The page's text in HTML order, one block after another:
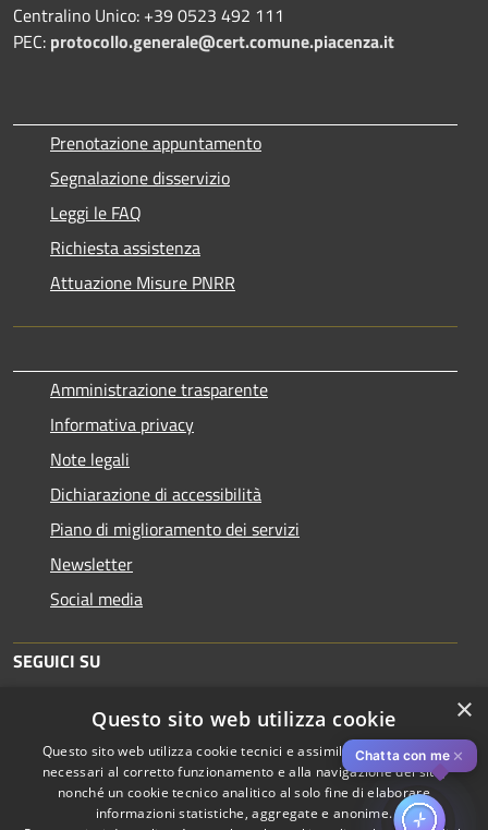
Centralino Unico: +39 0523 492 111
PEC: protocollo.generale@cert.comune.piacenza.it
Prenotazione appuntamento
Segnalazione disservizio
Leggi le FAQ
Richiesta assistenza
Attuazione Misure PNRR
Amministrazione trasparente
Informativa privacy
Note legali
Dichiarazione di accessibilità
Piano di miglioramento dei servizi
Newsletter
Social media
SEGUICI SU
RSS Copyright © 2026 • Comune di
Chatta con me ✕
×
Questo sito web utilizza cookie
Questo sito web utilizza cookie tecnici e assimilati strettamente
necessari al corretto funzionamento e alla navigazione del sito,
nonché un cookie tecnico analitico al solo fine di elaborare
informazioni statistiche, aggregate e anonime.